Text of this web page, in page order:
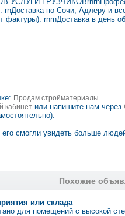
по Сочи, Адлеру и
фактуры). rnrnДоставка в день
Продам стройматериалы
кабинет или напишите нам через
смогли увидеть больше
Похожие
или склада
для помещений с высокой